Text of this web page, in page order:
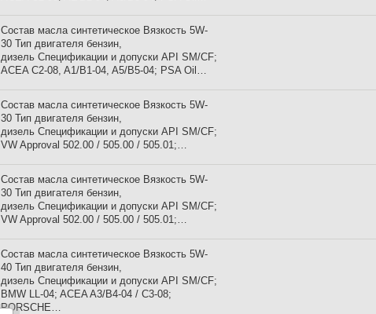
Состав масла синтетическое Вязкость 5W-
30 Тип двигателя бензин,
дизель Спецификации и допуски API SM/CF;
ACEA C2-08, A1/B1-04, A5/B5-04; PSA Oil…
Состав масла синтетическое Вязкость 5W-
30 Тип двигателя бензин,
дизель Спецификации и допуски API SM/CF;
VW Approval 502.00 / 505.00 / 505.01;…
Состав масла синтетическое Вязкость 5W-
30 Тип двигателя бензин,
дизель Спецификации и допуски API SM/CF;
VW Approval 502.00 / 505.00 / 505.01;…
Состав масла синтетическое Вязкость 5W-
40 Тип двигателя бензин,
дизель Спецификации и допуски API SM/CF;
BMW LL-04; ACEA A3/B4-04 / C3-08;
PORSCHE…